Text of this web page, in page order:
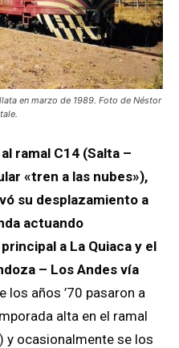
en marzo de 1989. Foto de Néstor
ramal C14 (Salta –
«tren a las nubes»),
su desplazamiento a
actuando
a La Quiaca y el
– Los Andes vía
los años ’70 pasaron a
alta en el ramal
y ocasionalmente se los